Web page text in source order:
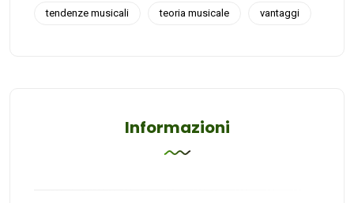
tendenze musicali teoria musicale vantaggi
Informazioni